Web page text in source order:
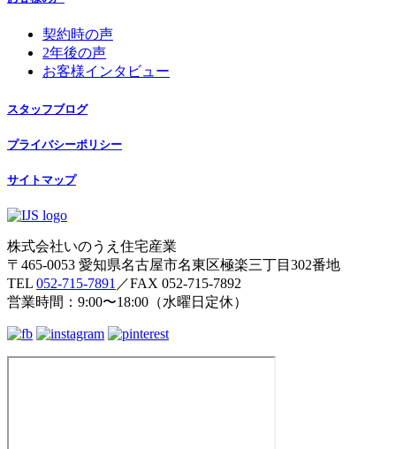
契約時の声
2年後の声
お客様インタビュー
スタッフブログ
プライバシーポリシー
サイトマップ
株式会社いのうえ住宅産業
〒465-0053 愛知県名古屋市名東区極楽三丁目302番地
TEL 052-715-7891 ／FAX 052-715-7892
営業時間：9:00〜18:00（水曜日定休）